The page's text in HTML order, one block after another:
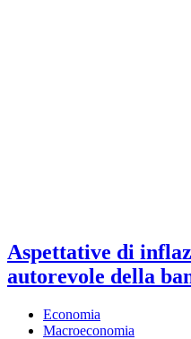
Aspettative di
autorevole della
Economia
Macroeconomia